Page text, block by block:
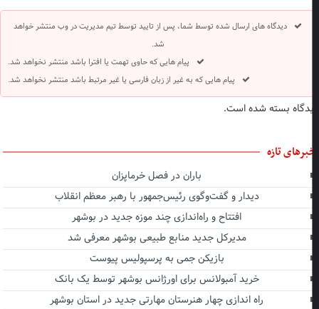
دیدگاه های ارسال شده توسط شما، پس از تایید توسط تیم مدیریت در وب منتشر خواهد
شد.
پیام هایی که حاوی تهمت یا افترا باشد منتشر نخواهد شد.
پیام هایی که به غیر از زبان فارسی یا غیر مرتبط باشد منتشر نخواهد شد.
بسته شده است.
تازه
باران در فصل خرماپزان
دیدار و گفت‌وگوی رئیس‌جمهور با رهبر معظم انقلاب
افتتاح و راه‌اندازی چند موزه جدید در بوشهر
مدیرکل جدید منابع طبیعی بوشهر معرفی شد
بازیکن جمی به پرسپولیس پیوست
خرید آمبولانس برای اورژانس بوشهر توسط یک بانک
راه اندازی چهار هنرستان مهارتی جدید در استان بوشهر